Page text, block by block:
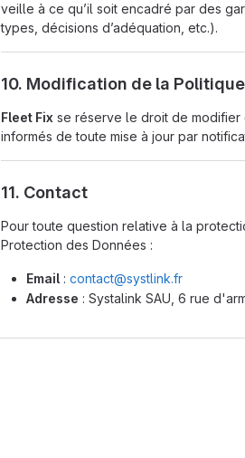
veille à ce qu’il soit encadré par des
types, décisions d’adéquation, etc.).
10. Modification de la
Fleet Fix se réserve le droit de modifier
informés de toute mise à jour par
11. Contact
Pour toute question relative à la
Protection des Données :
Email : contact@systlink.fr
Adresse : Systalink SAU, 6 rue